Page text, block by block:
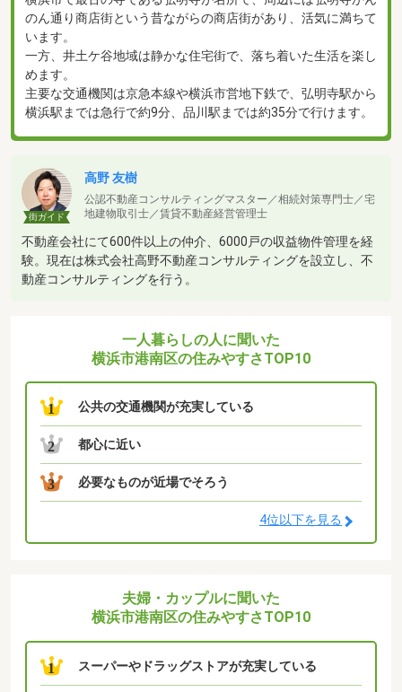
のん通り商店街という昔ながらの商店街があり、活気に満ちて
います。
一方、井土ケ谷地域は静かな住宅街で、落ち着いた生活を楽し
めます。
主要な交通機関は京急本線や横浜市営地下鉄で、弘明寺駅から
横浜駅までは急行で約9分、品川駅までは約35分で行けます。
街ガイド
高野 友樹
公認不動産コンサルティングマスター／相続対策専門士／宅
地建物取引士／賃貸不動産経営管理士
不動産会社にて600件以上の仲介、6000戸の収益物件管理を経
験。現在は株式会社高野不動産コンサルティングを設立し、不
動産コンサルティングを行う。
一人暮らしの人に聞いた
横浜市港南区の住みやすさTOP10
1 公共の交通機関が充実している
2 都心に近い
3 必要なものが近場でそろう
4位以下を見る
夫婦・カップルに聞いた
横浜市港南区の住みやすさTOP10
1 スーパーやドラッグストアが充実している